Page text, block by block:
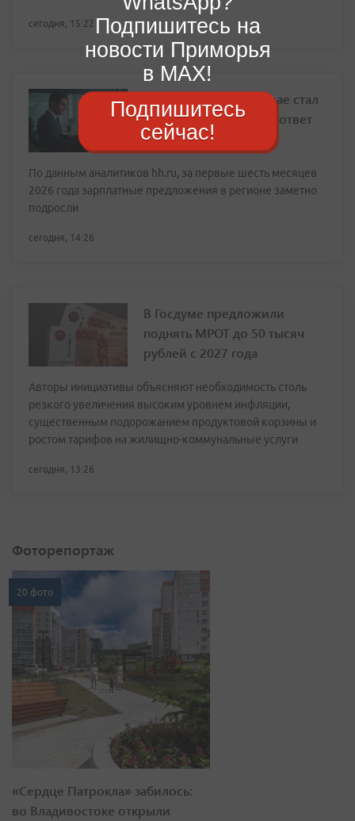
сегодня, 15:22
Кто в Приморском крае стал
зарабатывать больше: ответ
По данным аналитиков hh.ru, за первые шесть месяцев
2026 года зарплатные предложения в регионе заметно
подросли
сегодня, 14:26
В Госдуме предложили
поднять МРОТ до 50 тысяч
рублей с 2027 года
Авторы инициативы объясняют необходимость столь
резкого увеличения высоким уровнем инфляции,
существенным подорожанием продуктовой корзины и
ростом тарифов на жилищно-коммунальные услуги
сегодня, 13:26
Фоторепортаж
20 фото
«Сердце Патрокла» забилось:
во Владивостоке открыли
Подпишитесь на
новости Приморья
в MAX!
Подпишитесь
сейчас!